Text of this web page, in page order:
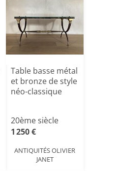
Table basse métal
et bronze de style
néo-classique
20ème siècle
1 250 €
ANTIQUITÉS OLIVIER
JANET